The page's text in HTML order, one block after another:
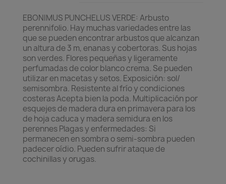
EBONIMUS PUNCHELUS VERDE: Arbusto
perennifolio. Hay muchas variedades entre las
que se pueden encontrar arbustos que alcanzan
un altura de 3 m, enanas y cobertoras. Sus hojas
son verdes. Flores pequeñas y ligeramente
perfumadas de color blanco crema. Se pueden
utilizar en macetas y setos. Exposición: sol/
semisombra. Resistente al frío y condiciones
costeras Acepta bien la poda. Multiplicación por
esquejes de madera dura en primavera para los
de hoja caduca y madera semidura en los
perennes Plagas y enfermedades: Si
permanecen en sombra o semi-sombra pueden
padecer oídio. Pueden sufrir ataque de
cochinillas y orugas.